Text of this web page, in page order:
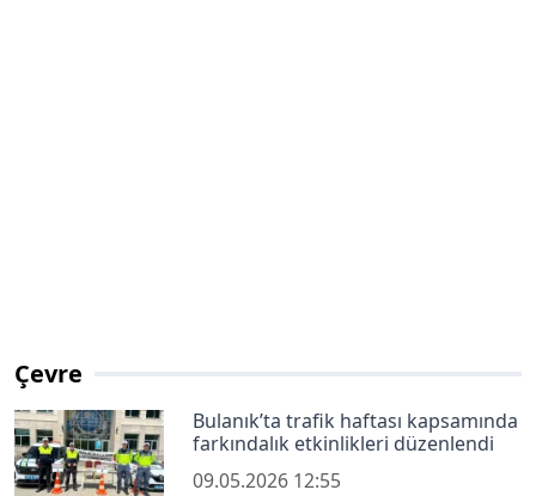
Çevre
Bulanık’ta trafik haftası kapsamında
farkındalık etkinlikleri düzenlendi
09.05.2026 12:55